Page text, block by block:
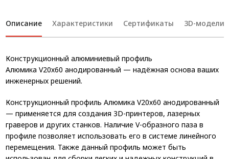
Описание Характеристики Сертификаты 3D-модели
Конструкционный алюминиевый профиль
Алюмика V20х60 анодированный — надёжная основа ваших
инженерных решений.
Конструкционный профиль Алюмика V20х60 анодированный
— применяется для создания 3D-принтеров, лазерных
граверов и других станков. Наличие V-образного паза в
профиле позволяет использовать его в системе линейного
перемещения. Также данный профиль может быть